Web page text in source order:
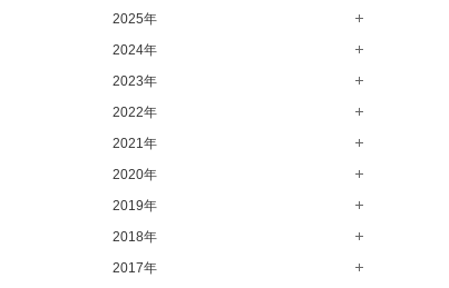
8月（13）
7月（64）
6月（58）
5月（62）
4月（55）
3月（64）
2月（50）
1月（58）
2025年
12月（65）
11月（56）
10月（67）
9月（50）
8月（67）
7月（68）
6月（59）
5月（59）
2024年
12月（71）
11月（61）
10月（60）
9月（57）
8月（64）
7月（66）
6月（63）
2023年
12月（71）
11月（61）
10月（66）
9月（53）
8月（67）
7月（73）
2022年
12月（72）
11月（77）
10月（74）
9月（75）
8月（80）
2021年
12月（69）
11月（83）
10月（64）
9月（62）
2020年
12月（63）
11月（59）
10月（60）
2019年
12月（64）
11月（70）
2018年
12月（80）
2017年